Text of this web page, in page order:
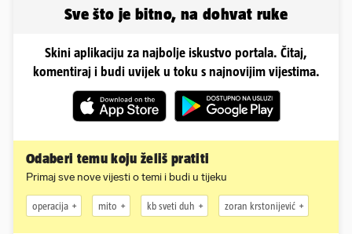
Sve što je bitno, na dohvat ruke
Skini aplikaciju za najbolje iskustvo portala. Čitaj,
komentiraj i budi uvijek u toku s najnovijim vijestima.
Odaberi temu koju želiš pratiti
Primaj sve nove vijesti o temi i budi u tijeku
operacija mito kb sveti duh zoran krstonijević